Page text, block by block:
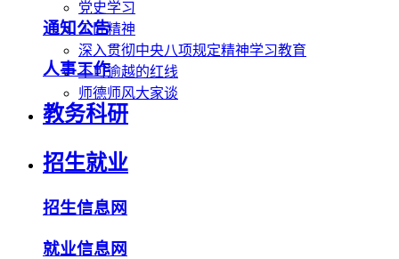
党史学习
工匠精神
深入贯彻中央八项规定精神学习教育
不可逾越的红线
师德师风大家谈
通知公告
人事工作
教务科研
招生就业
招生信息网
就业信息网